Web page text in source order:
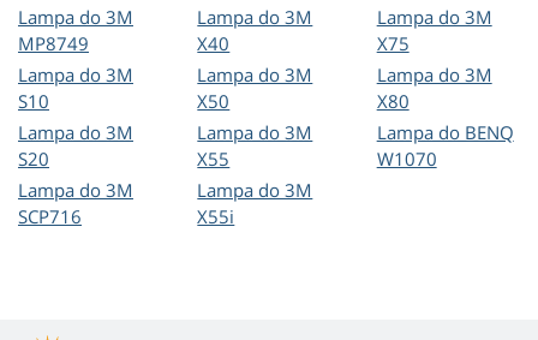
Lampa do 3M
MP8749
Lampa do 3M
S10
Lampa do 3M
S20
Lampa do 3M
SCP716
Lampa do 3M
X40
Lampa do 3M
X50
Lampa do 3M
X55
Lampa do 3M
X55i
Lampa do 3M
X75
Lampa do 3M
X80
Lampa do BENQ
W1070